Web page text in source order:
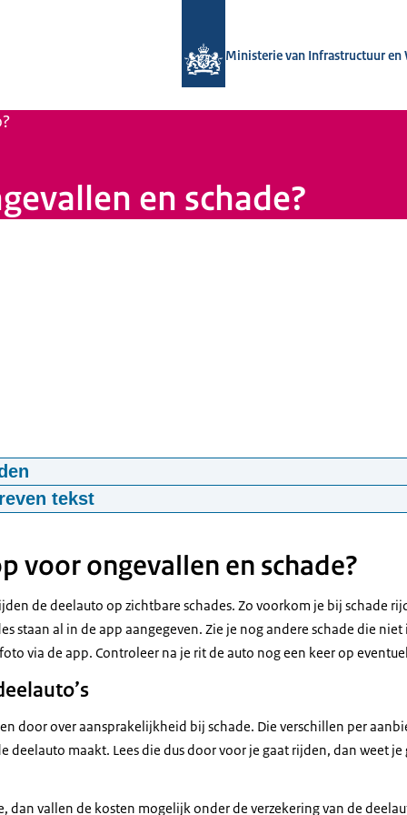
Ministerie van Infrastructuur en
en schade?
‘Creëert een stukje vrijheid’
mp4160,5 MB
tekst
Wij bepalen welke auto’s er komen Wij bepalen de
zo’n auto En eigenlijk is dat bijna altijd minder dan dat je voor
alleen, je krijgt ook nog keuze Uit vijf verschillende auto’s
ben echt superblij dat ik bij de coöperatie ben aangesloten We
het schoonmaken etc... En dat zorgt ervoor dat ik er vijftig
is veel beter voor de aarde En voor onze leefomgeving Ik kan
voor ongevallen en schade?
de deelauto op zichtbare schades. Zo voorkom je bij schade
staan al in de app aangegeven. Zie je nog andere schade die
via de app. Controleer na je rit de auto nog een keer op
door over aansprakelijkheid bij schade. Die verschillen per
deelauto maakt. Lees die dus door voor je gaat rijden, dan weet
dan vallen de kosten mogelijk onder de verzekering van de